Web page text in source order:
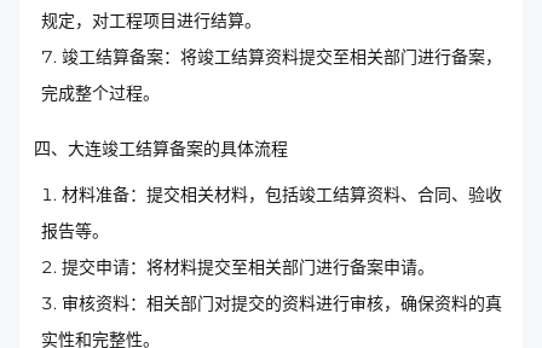
规定，对工程项目进行结算。
竣工结算备案：将竣工结算资料提交至相关部门进行备案，
完成整个过程。
四、大连竣工结算备案的具体流程
材料准备：提交相关材料，包括竣工结算资料、合同、验收
报告等。
提交申请：将材料提交至相关部门进行备案申请。
审核资料：相关部门对提交的资料进行审核，确保资料的真
实性和完整性。